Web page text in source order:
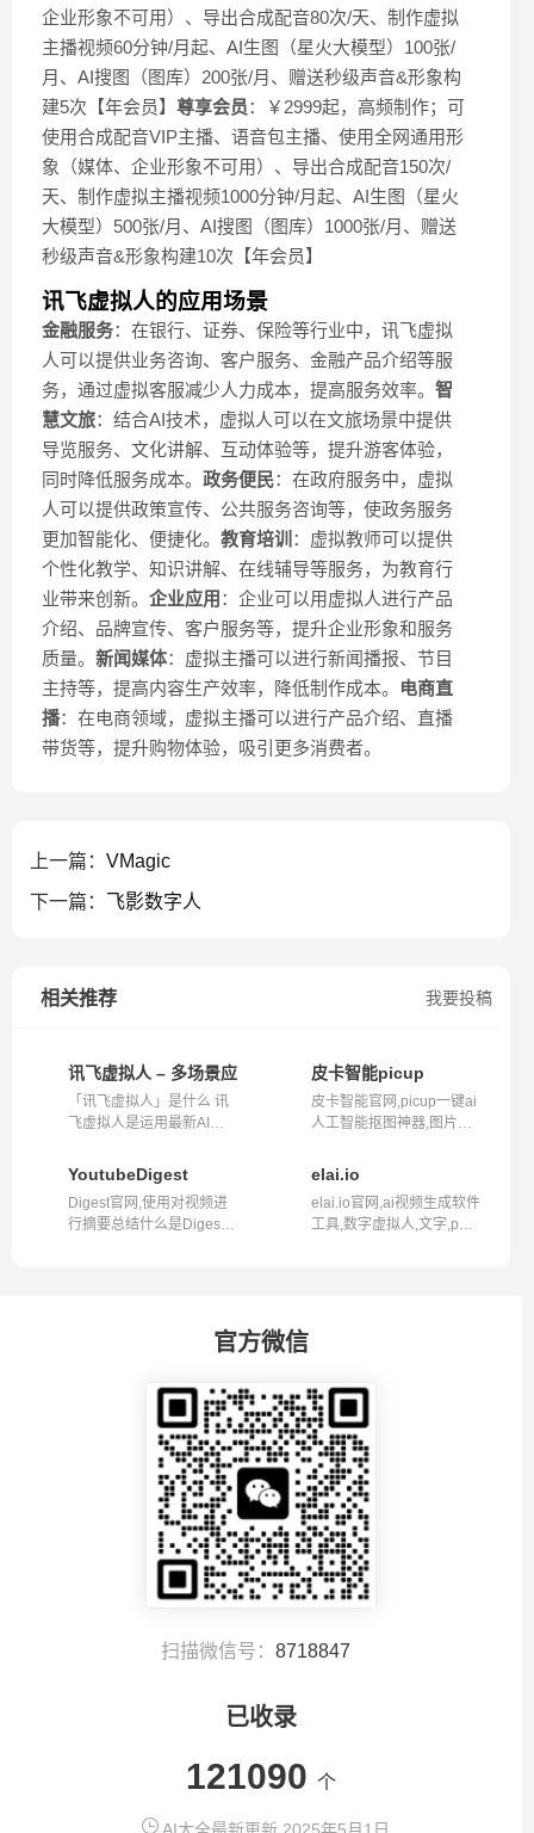
企业形象不可用）、导出合成配音80次/天、制作虚拟
主播视频60分钟/月起、AI生图（星火大模型）100张/
月、AI搜图（图库）200张/月、赠送秒级声音&形象构
建5次【年会员】 尊享会员：￥2999起，高频制作；可
使用合成配音VIP主播、语音包主播、使用全网通用形
象（媒体、企业形象不可用）、导出合成配音150次/
天、制作虚拟主播视频1000分钟/月起、AI生图（星火
大模型）500张/月、AI搜图（图库）1000张/月、赠送
秒级声音&形象构建10次【年会员】
讯飞虚拟人的应用场景
金融服务：在银行、证券、保险等行业中，讯飞虚拟
人可以提供业务咨询、客户服务、金融产品介绍等服
务，通过虚拟客服减少人力成本，提高服务效率。 智
慧文旅：结合AI技术，虚拟人可以在文旅场景中提供
导览服务、文化讲解、互动体验等，提升游客体验，
同时降低服务成本。 政务便民：在政府服务中，虚拟
人可以提供政策宣传、公共服务咨询等，使政务服务
更加智能化、便捷化。 教育培训 ：虚拟教师可以提供
个性化教学、知识讲解、在线辅导等服务，为教育行
业带来创新。 企业应用 ：企业可以用虚拟人进行产品
介绍、品牌宣传、客户服务等，提升企业形象和服务
质量。 新闻媒体：虚拟主播可以进行新闻播报、节目
主持等，提高内容生产效率，降低制作成本。
电商直
播：在电商领域，虚拟主播可以进行产品介绍、直播
带货等，提升购物体验，吸引更多消费者。
上一篇： VMagic
下一篇： 飞影数字人
我要投稿
相关推荐
讯飞虚拟人 – 多场景应用的全栈式虚拟伙伴
「讯飞虚拟人」是什么 讯
飞虚拟人是运用最新AI虚
皮卡智能picup
皮卡智能官网,picup一键ai
人工智能抠图神器,图片视
YoutubeDigest
Digest官网,使用对视频进
行摘要总结什么是Digest?
elai.io
elai.io官网,ai视频生成软件
工具,数字虚拟人,文字,ppt
官方微信
扫描微信号： 8718847
已收录
121090 个
AI大全最新更新 2025年5月1日